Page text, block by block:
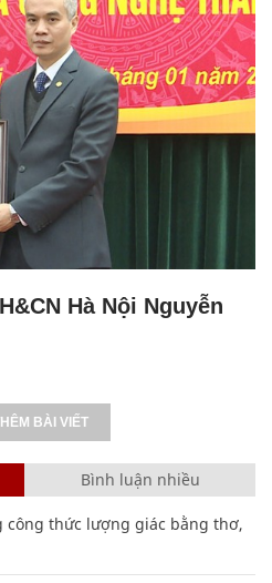
Hà Nội Nguyễn
BÀI VIẾT
Bình luận nhiều
công thức lượng giác bằng thơ,